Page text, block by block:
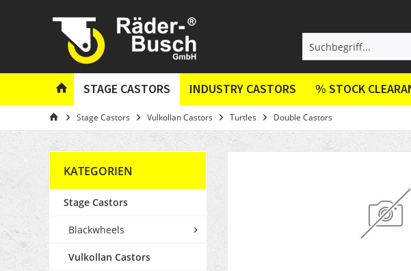
STAGE CASTORS INDUSTRY CASTORS % STOCK
Stage Castors Vulkollan Castors Turtles Double Castors
KATEGORIEN
Stage Castors
Blackwheels
Vulkollan Castors